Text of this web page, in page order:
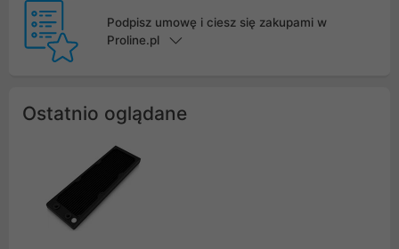
Podpisz umowę i ciesz się zakupami w
Proline.pl
Ostatnio oglądane